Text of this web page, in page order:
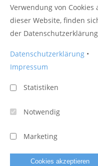
Kontakt
Fon 0212.23 566 144
Fax 0212.23 566 145
© 2026 - umgesetzt mit
Verwendung von Cookies
dieser Website, finden
der
Datenschutzerklärung •
Impressum
Statistiken
Notwendig
Marketing
Cookies akzeptieren